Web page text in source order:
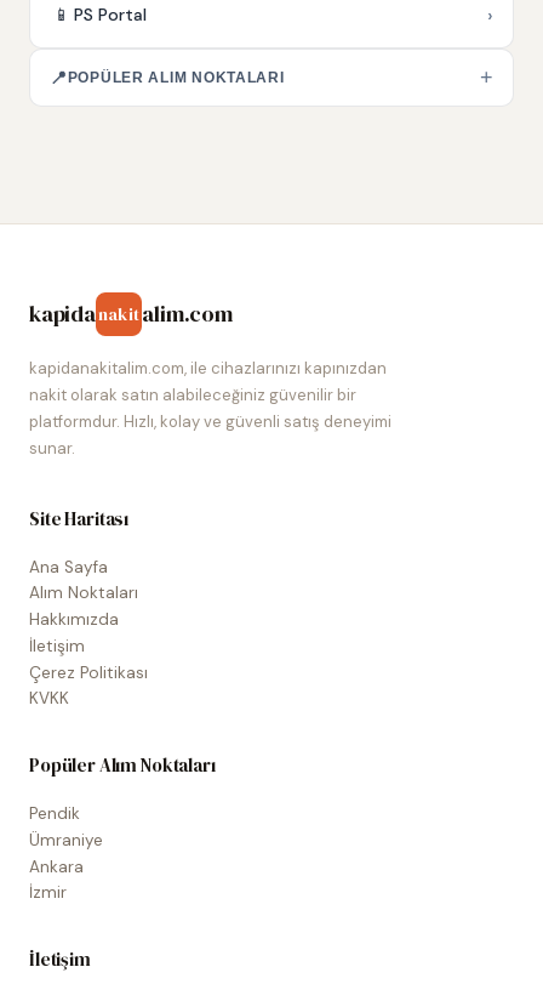
📱 PS Portal ›
📍 POPÜLER ALIM NOKTALARI +
kapidanakitalim.com
kapidanakitalim.com, ile cihazlarınızı kapınızdan
nakit olarak satın alabileceğiniz güvenilir bir
platformdur. Hızlı, kolay ve güvenli satış deneyimi
sunar.
Site Haritası
Ana Sayfa
Alım Noktaları
Hakkımızda
İletişim
Çerez Politikası
KVKK
Popüler Alım Noktaları
Pendik
Ümraniye
Ankara
İzmir
İletişim